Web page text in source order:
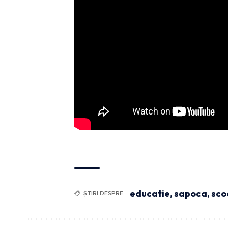
ȘTIRI DESPRE: educatie,sapoca,